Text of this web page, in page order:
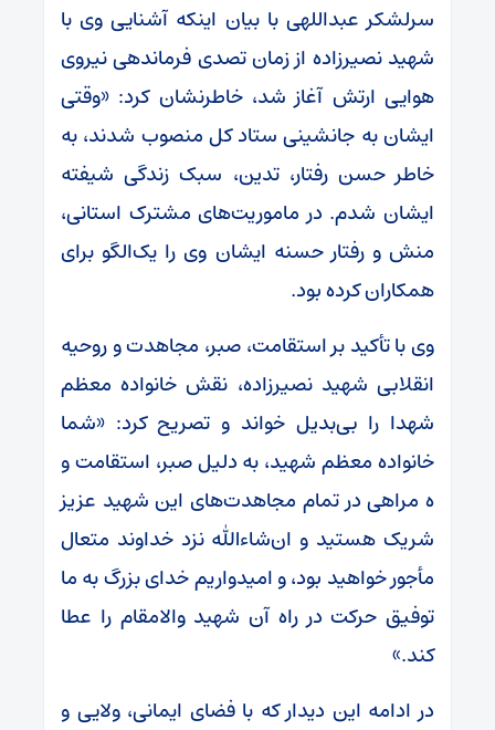
سرلشکر عبداللهی با بیان اینکه آشنایی وی با
شهید نصیرزاده از زمان تصدی فرماندهی نیروی
هوایی ارتش آغاز شد، خاطرنشان کرد: «وقتی
ایشان به جانشینی ستاد کل منصوب شدند، به
خاطر حسن رفتار، تدین، سبک زندگی شیفته
ایشان شدم. در ماموریت‌های مشترک استانی،
منش و رفتار حسنه ایشان وی را یک‌الگو برای
همکاران کرده بود.
وی با تأکید بر استقامت، صبر، مجاهدت و روحیه
انقلابی شهید نصیرزاده، نقش خانواده معظم
شهدا را بی‌بدیل خواند و تصریح کرد: «شما
خانواده معظم شهید، به دلیل صبر، استقامت و
ه مراهی در تمام مجاهدت‌های این شهید عزیز
شریک هستید و ان‌شاءالله نزد خداوند متعال
مأجور خواهید بود، و امیدواریم خدای بزرگ به ما
توفیق حرکت در راه آن شهید والامقام را عطا
کند.»
در ادامه این دیدار که با فضای ایمانی، ولایی و